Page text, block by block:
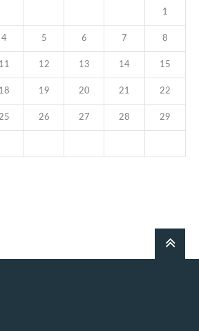
1
4 5 6 7 8
11 12 13 14 15
18 19 20 21 22
26 27 28 29